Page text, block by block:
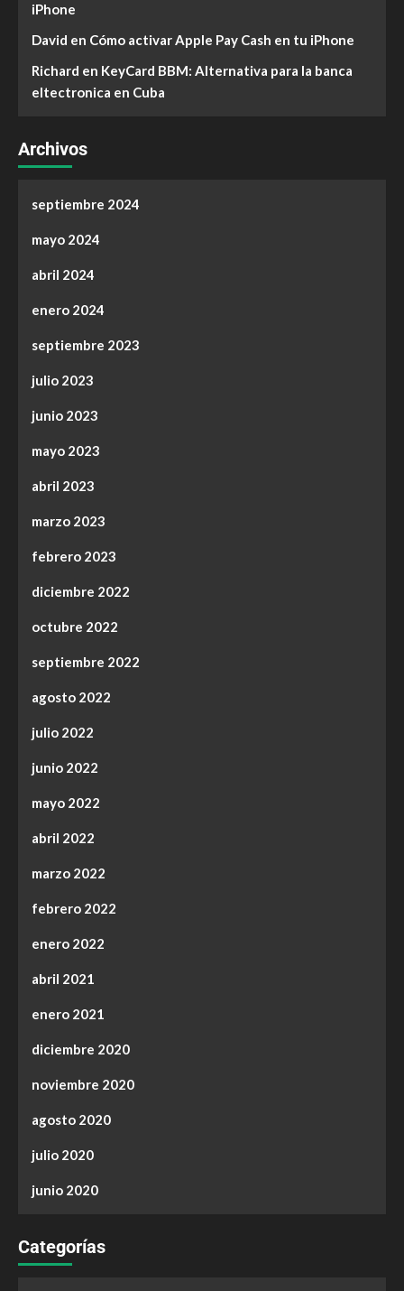
iPhone
David en Cómo activar Apple Pay Cash en tu iPhone
Richard en KeyCard BBM: Alternativa para la banca
eltectronica en Cuba
Archivos
septiembre 2024
mayo 2024
abril 2024
enero 2024
septiembre 2023
julio 2023
junio 2023
mayo 2023
abril 2023
marzo 2023
febrero 2023
diciembre 2022
octubre 2022
septiembre 2022
agosto 2022
julio 2022
junio 2022
mayo 2022
abril 2022
marzo 2022
febrero 2022
enero 2022
abril 2021
enero 2021
diciembre 2020
noviembre 2020
agosto 2020
julio 2020
junio 2020
Categorías